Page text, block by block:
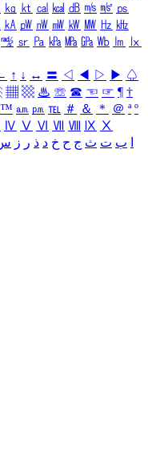
㎏ ㏏ ㎈ ㎉ ㏈ ㎧ ㎨ ㎰
㎄ ㎺ ㎻ ㎽ ㎾ ㎿ ㎐ ㎑
㎯ ㏛ ㎩ ㎪ ㎫ ㎬ ㏝ ㏐
㏓
↑ ↓ ↔ 〓 ◁ ◀ ▷ ▶ ♤
▦ ▩ ♨ ☏ ☎ ☜ ☞ ¶ †
™ ㏂ ㏘ ℡ ＃ ＆ ＊ ＠ ª º
Ⅳ Ⅴ Ⅵ Ⅶ Ⅷ Ⅸ Ⅹ
ب ت ث ج ح خ د ذ ر ز